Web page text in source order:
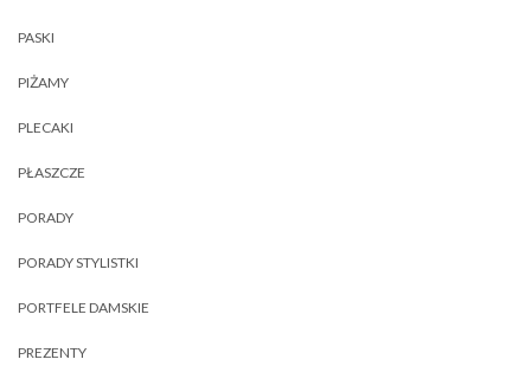
PASKI
PIŻAMY
PLECAKI
PŁASZCZE
PORADY
PORADY STYLISTKI
PORTFELE DAMSKIE
PREZENTY